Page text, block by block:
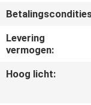
VRAAG
EEN
OFFERTE
AAN
Levering
vermogen:
Hoog licht: